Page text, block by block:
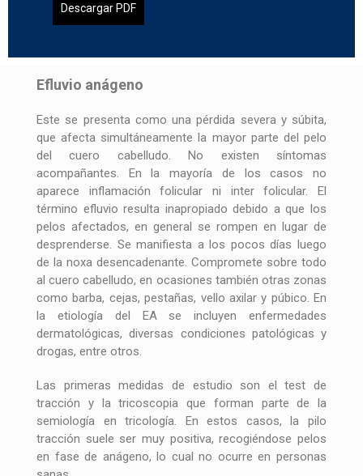
Descargar PDF
Efluvio anágeno
Este se presenta como una pérdida severa y súbita,
que afecta simultáneamente la mayor parte del pelo
del cuero cabelludo. No existen síntomas
acompañantes. En la mayoría de los casos no
aparece inflamación folicular ni inter folicular. El
término efluvio resulta inapropiado debido a que los
pelos afectados, en general se rompen en lugar de
desprenderse. Se manifiesta a los pocos días luego
de la noxa desencadenante. Compromete sobre todo
al cuero cabelludo, en ocasiones también otras zonas
como barba, cejas, pestañas, vello axilar y púbico. En
la etiología del EA se incluyen enfermedades
dermatológicas, diversas condiciones patológicas y
drogas, entre otros.
Las primeras medidas de estudio son el test de
tracción y la tricoscopia que forman parte de la
semiología en tricología. En estos casos, la pilo
tracción suele ser muy positiva, recogiéndose pelos
en fase de anágeno, lo cual no ocurre en personas